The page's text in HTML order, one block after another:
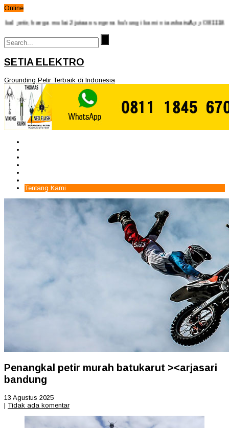
Online
mulai 2jutaan segera hubungi kami via whatsApp 08111845670 -
SETIA ELEKTRO
Grounding Petir Terbaik di Indonesia
Tentang Kami
Penangkal petir murah batukarut ><arjasari
bandung
13 Agustus 2025
| Tidak ada komentar